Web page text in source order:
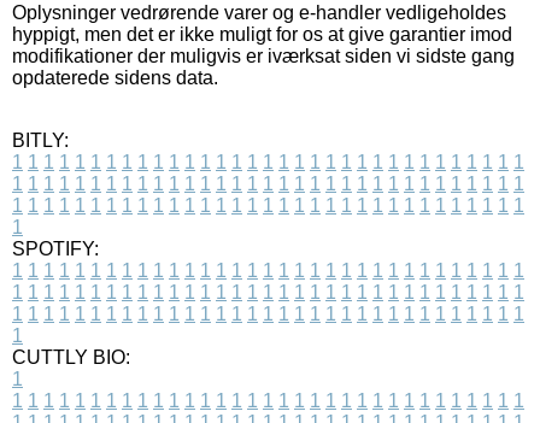
Oplysninger vedrørende varer og e-handler vedligeholdes
hyppigt, men det er ikke muligt for os at give garantier imod
modifikationer der muligvis er iværksat siden vi sidste gang
opdaterede sidens data.
BITLY:
1 1 1 1 1 1 1 1 1 1 1 1 1 1 1 1 1 1 1 1 1 1 1 1 1 1 1 1 1 1 1 1 1
1 1 1 1 1 1 1 1 1 1 1 1 1 1 1 1 1 1 1 1 1 1 1 1 1 1 1 1 1 1 1 1 1
1 1 1 1 1 1 1 1 1 1 1 1 1 1 1 1 1 1 1 1 1 1 1 1 1 1 1 1 1 1 1 1 1
1
SPOTIFY:
1 1 1 1 1 1 1 1 1 1 1 1 1 1 1 1 1 1 1 1 1 1 1 1 1 1 1 1 1 1 1 1 1
1 1 1 1 1 1 1 1 1 1 1 1 1 1 1 1 1 1 1 1 1 1 1 1 1 1 1 1 1 1 1 1 1
1 1 1 1 1 1 1 1 1 1 1 1 1 1 1 1 1 1 1 1 1 1 1 1 1 1 1 1 1 1 1 1 1
1
CUTTLY BIO:
1
1 1 1 1 1 1 1 1 1 1 1 1 1 1 1 1 1 1 1 1 1 1 1 1 1 1 1 1 1 1 1 1 1